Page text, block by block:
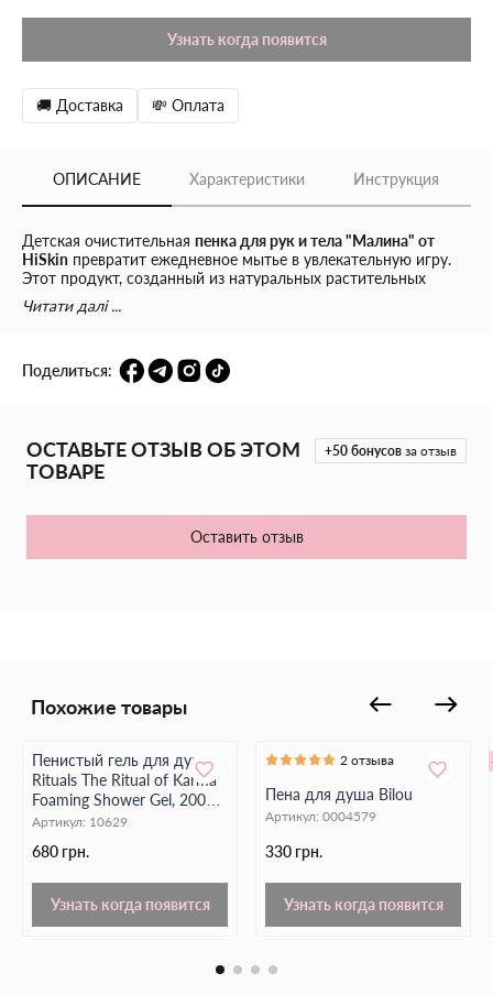
Узнать когда появится
🚚 Доставка 💸 Оплата
ОПИСАНИЕ Характеристики Инструкция
Детская очистительная пенка для рук и тела "Малина" от
HiSkin превратит ежедневное мытье в увлекательную игру.
Этот продукт, созданный из натуральных растительных
ингредиентов, обеспечивает глубокую очистку кожи,
поддерживая ее естественный рН. Пенка восстанавливает
эластичной. Ее уникальный дозатор в форме "Цветка" делает
"Малина":
Подходит для мытья как рук, так и тела.
Обладает волшебным ароматом черники, который
Не вызывает сухости или шелушения кожи.
Этот продукт был протестирован дерматологами и
безопасен для использования детьми, что делает его
надежным выбором для родителей.
Читати далі ...
Поделиться:
+50 бонусов за отзыв
ОСТАВЬТЕ ОТЗЫВ ОБ ЭТОМ
ТОВАРЕ
Оставить отзыв
Похожие товары
Пенистый гель для душа
Rituals The Ritual of Karma
Foaming Shower Gel, 200
мл
Артикул: 10629
680 грн.
Узнать когда появится
2 отзыва
Пена для душа Bilou
Артикул: 0004579
330 грн.
Узнать когда появится